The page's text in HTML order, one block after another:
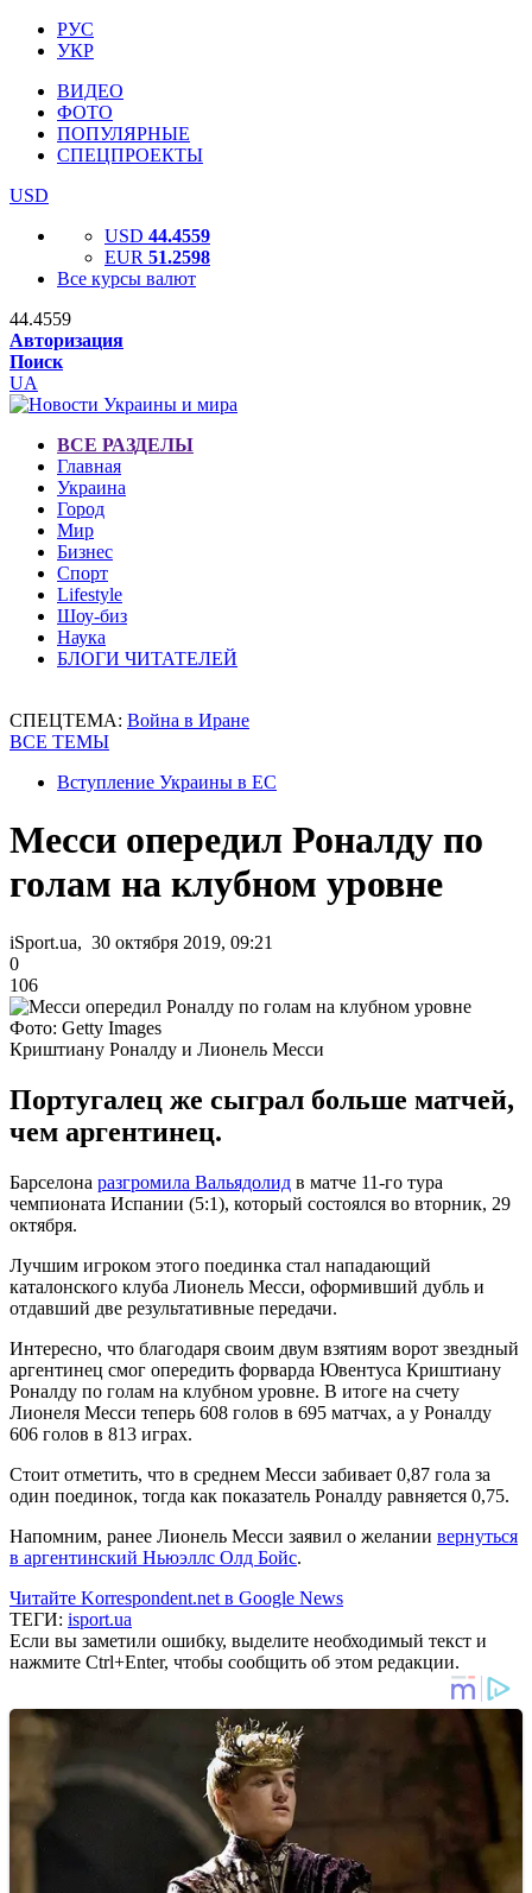
РУС
УКР
ВИДЕО
ФОТО
ПОПУЛЯРНЫЕ
СПЕЦПРОЕКТЫ
USD
USD 44.4559
EUR 51.2598
Все курсы валют
44.4559
Авторизация
Поиск
UA
ВСЕ РАЗДЕЛЫ
Главная
Украина
Город
Мир
Бизнес
Спорт
Lifestyle
Шоу-биз
Наука
БЛОГИ ЧИТАТЕЛЕЙ
СПЕЦТЕМА: Война в Иране
ВСЕ ТЕМЫ
Вступление Украины в ЕС
Месси опередил Роналду по
голам на клубном уровне
iSport.ua, 30 октября 2019, 09:21
0
106
Фото: Getty Images
Криштиану Роналду и Лионель Месси
Португалец же сыграл больше матчей,
чем аргентинец.
Барселона разгромила Вальядолид в матче 11-го тура
чемпионата Испании (5:1), который состоялся во вторник, 29
октября.
Лучшим игроком этого поединка стал нападающий
каталонского клуба Лионель Месси, оформивший дубль и
отдавший две результативные передачи.
Интересно, что благодаря своим двум взятиям ворот звездный
аргентинец смог опередить форварда Ювентуса Криштиану
Роналду по голам на клубном уровне. В итоге на счету
Лионеля Месси теперь 608 голов в 695 матчах, а у Роналду
606 голов в 813 играх.
Стоит отметить, что в среднем Месси забивает 0,87 гола за
один поединок, тогда как показатель Роналду равняется 0,75.
Напомним, ранее Лионель Месси заявил о желании вернуться
в аргентинский Ньюэллс Олд Бойс.
Читайте Korrespondent.net в Google News
ТЕГИ: isport.ua
Если вы заметили ошибку, выделите необходимый текст и
нажмите Ctrl+Enter, чтобы сообщить об этом редакции.